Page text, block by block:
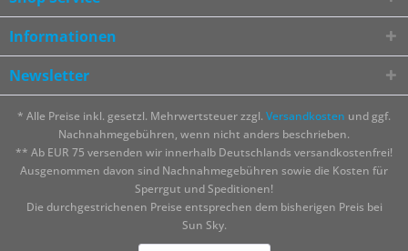
Informationen
Newsletter
* Alle Preise inkl. gesetzl. Mehrwertsteuer zzgl. Versandkosten und ggf.
Nachnahmegebühren, wenn nicht anders beschrieben.
** Ab EUR 75 versenden wir innerhalb Deutschlands versandkostenfrei!
Ausgenommen davon sind Nachnahmegebühren sowie die Kosten für
Sperrgut und Speditionen!
Die durchgestrichenen Preise entsprechen dem bisherigen Preis bei
Sun Sky.